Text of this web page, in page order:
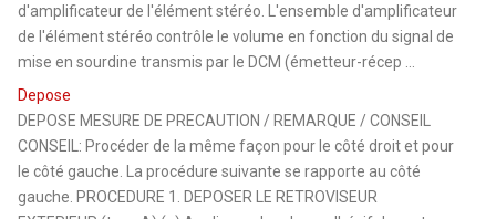
d'amplificateur de l'élément stéréo. L'ensemble d'amplificateur
de l'élément stéréo contrôle le volume en fonction du signal de
mise en sourdine transmis par le DCM (émetteur-récep ...
Depose
DEPOSE MESURE DE PRECAUTION / REMARQUE / CONSEIL
CONSEIL: Procéder de la même façon pour le côté droit et pour
le côté gauche. La procédure suivante se rapporte au côté
gauche. PROCEDURE 1. DEPOSER LE RETROVISEUR